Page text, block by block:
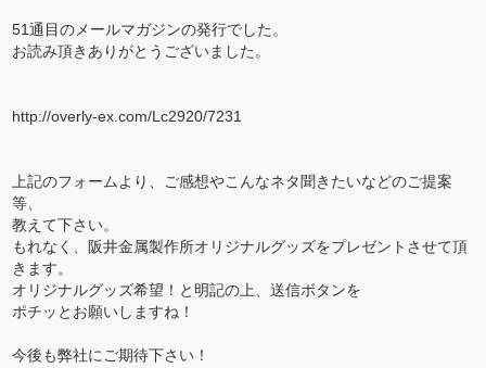
51通目のメールマガジンの発行でした。
お読み頂きありがとうございました。
http://overly-ex.com/Lc2920/7231
上記のフォームより、ご感想やこんなネタ聞きたいなどのご提案
等、
教えて下さい。
もれなく、阪井金属製作所オリジナルグッズをプレゼントさせて頂
きます。
オリジナルグッズ希望！と明記の上、送信ボタンを
ポチッとお願いしますね！
今後も弊社にご期待下さい！